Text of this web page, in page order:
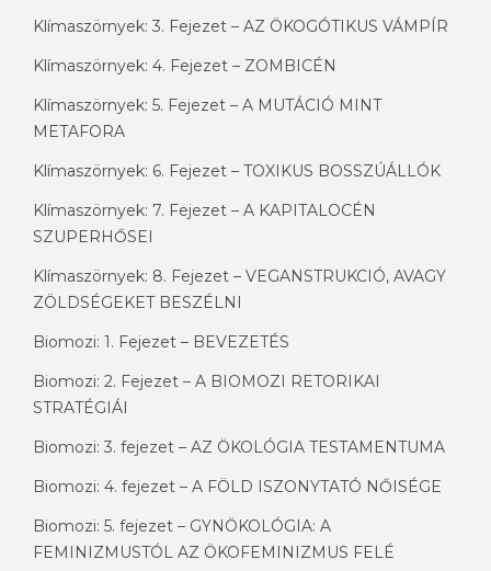
Klímaszörnyek: 3. Fejezet – AZ ÖKOGÓTIKUS VÁMPÍR
Klímaszörnyek: 4. Fejezet – ZOMBICÉN
Klímaszörnyek: 5. Fejezet – A MUTÁCIÓ MINT
METAFORA
Klímaszörnyek: 6. Fejezet – TOXIKUS BOSSZÚÁLLÓK
Klímaszörnyek: 7. Fejezet – A KAPITALOCÉN
SZUPERHŐSEI
Klímaszörnyek: 8. Fejezet – VEGANSTRUKCIÓ, AVAGY
ZÖLDSÉGEKET BESZÉLNI
Biomozi: 1. Fejezet – BEVEZETÉS
Biomozi: 2. Fejezet – A BIOMOZI RETORIKAI
STRATÉGIÁI
Biomozi: 3. fejezet – AZ ÖKOLÓGIA TESTAMENTUMA
Biomozi: 4. fejezet – A FÖLD ISZONYTATÓ NŐISÉGE
Biomozi: 5. fejezet – GYNÖKOLÓGIA: A
FEMINIZMUSTÓL AZ ÖKOFEMINIZMUS FELÉ